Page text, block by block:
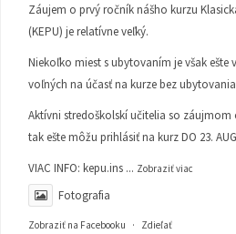
Záujem o prvý ročník nášho kurzu
(KEPU) je relatívne veľký.
Niekoľko miest s ubytovaním je však ešte
voľných na účasť na kurze bez
Aktívni stredoškolskí učitelia so záujmom
tak ešte môžu prihlásiť na kurz DO 23.
VIAC INFO: kepu.ins ... Zobraziť viac
Fotografia
Zobraziť na Facebooku · Zdieľať